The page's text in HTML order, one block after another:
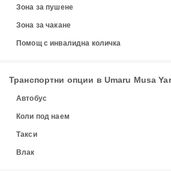
Зона за пушене
Зона за чакане
Помощ с инвалидна количка
Транспортни опции в Umaru Musa
Автобус
Коли под наем
Такси
Влак